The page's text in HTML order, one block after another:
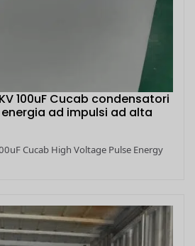
100uF Cucab condensatori
ad impulsi ad alta
Cucab High Voltage Pulse Energy